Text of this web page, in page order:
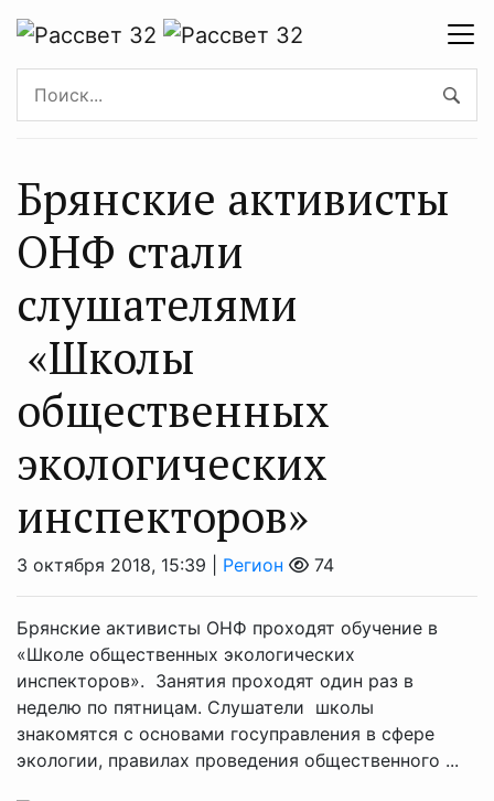
Брянские активисты
ОНФ стали
слушателями
«Школы
общественных
экологических
инспекторов»
3 октября 2018, 15:39 | Регион 74
Брянские активисты ОНФ проходят обучение в
«Школе общественных экологических
инспекторов». Занятия проходят один раз в
неделю по пятницам. Слушатели школы
знакомятся с основами госуправления в сфере
экологии, правилах проведения общественного ...